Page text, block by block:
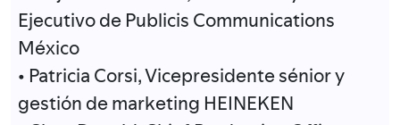
Ejecutivo de Publicis Communications
México
• Patricia Corsi, Vicepresidente sénior y
gestión de marketing HEINEKEN